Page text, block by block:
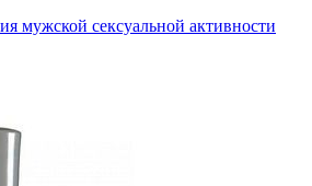
мужской сексуальной активности